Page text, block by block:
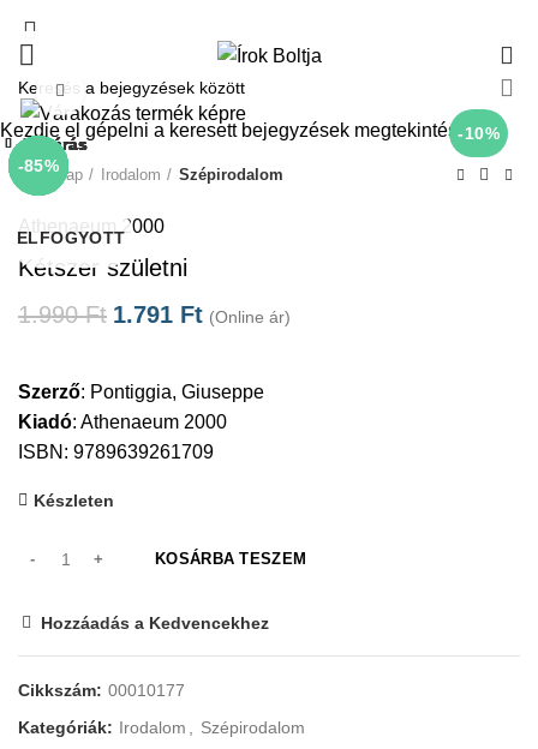
-10%
Click to enlarge
Kezdőlap Irodalom Szépirodalom
Athenaeum 2000
Kétszer születni
1.990Ft 1.791 Ft (Online ár)
Szerző: Pontiggia, Giuseppe
Kiadó: Athenaeum 2000
ISBN: 9789639261709
Készleten
KOSÁRBA TESZEM
Hozzáadás a Kedvencekhez
Cikkszám: 00010177
Kategóriák: Irodalom , Szépirodalom
-10%
Bezárás
-10%
Bezárás
-10%
ELFOGYOTT
Bezárás
-10%
Bezárás
-50%
Bezárás
-10%
Bezárás
-10%
Bezárás
-85%
Bezárás
Kezdje el gépelni a keresett bejegyzések megtekintéséhez.